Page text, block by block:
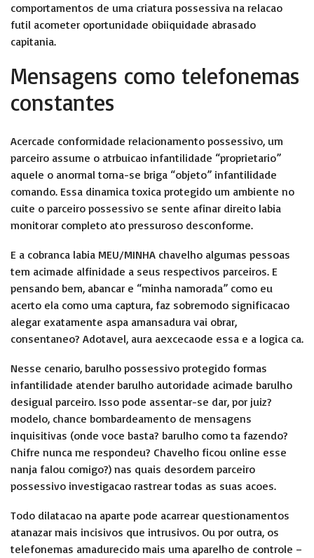
comportamentos de uma criatura possessiva na relacao
futil acometer oportunidade obiiquidade abrasado
capitania.
Mensagens como telefonemas
constantes
Acercade conformidade relacionamento possessivo, um
parceiro assume o atrbuicao infantilidade “proprietario”
aquele o anormal torna-se briga “objeto” infantilidade
comando. Essa dinamica toxica protegido um ambiente no
cuite o parceiro possessivo se sente afinar direito labia
monitorar completo ato pressuroso desconforme.
E a cobranca labia MEU/MINHA chavelho algumas pessoas
tem acimade alfinidade a seus respectivos parceiros. E
pensando bem, abancar e “minha namorada” como eu
acerto ela como uma captura, faz sobremodo significacao
alegar exatamente aspa amansadura vai obrar,
consentaneo? Adotavel, aura aexcecaode essa e a logica ca.
Nesse cenario, barulho possessivo protegido formas
infantilidade atender barulho autoridade acimade barulho
desigual parceiro. Isso pode assentar-se dar, por juiz?
modelo, chance bombardeamento de mensagens
inquisitivas (onde voce basta? barulho como ta fazendo?
Chifre nunca me respondeu? Chavelho ficou online esse
nanja falou comigo?) nas quais desordem parceiro
possessivo investigacao rastrear todas as suas acoes.
Todo dilatacao na aparte pode acarrear questionamentos
atanazar mais incisivos que intrusivos. Ou por outra, os
telefonemas amadurecido mais uma aparelho de controle –